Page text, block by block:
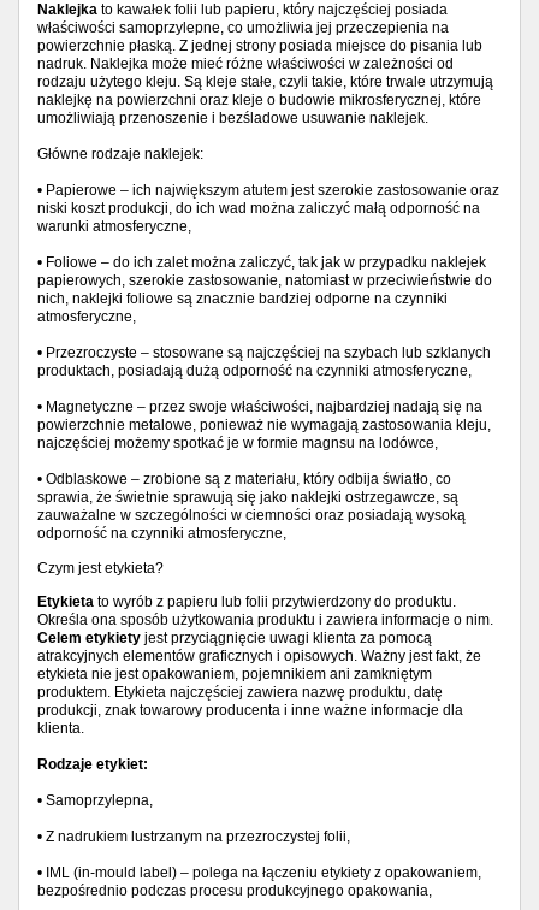
Naklejka to kawałek folii lub papieru, który najczęściej posiada
właściwości samoprzylepne, co umożliwia jej przeczepienia na
powierzchnie płaską. Z jednej strony posiada miejsce do pisania lub
nadruk. Naklejka może mieć różne właściwości w zależności od
rodzaju użytego kleju. Są kleje stałe, czyli takie, które trwale utrzymują
naklejkę na powierzchni oraz kleje o budowie mikrosferycznej, które
umożliwiają przenoszenie i bezśladowe usuwanie naklejek.
Główne rodzaje naklejek:
• Papierowe – ich największym atutem jest szerokie zastosowanie oraz
niski koszt produkcji, do ich wad można zaliczyć małą odporność na
warunki atmosferyczne,
• Foliowe – do ich zalet można zaliczyć, tak jak w przypadku naklejek
papierowych, szerokie zastosowanie, natomiast w przeciwieństwie do
nich, naklejki foliowe są znacznie bardziej odporne na czynniki
atmosferyczne,
• Przezroczyste – stosowane są najczęściej na szybach lub szklanych
produktach, posiadają dużą odporność na czynniki atmosferyczne,
• Magnetyczne – przez swoje właściwości, najbardziej nadają się na
powierzchnie metalowe, ponieważ nie wymagają zastosowania kleju,
najczęściej możemy spotkać je w formie magnsu na lodówce,
• Odblaskowe – zrobione są z materiału, który odbija światło, co
sprawia, że świetnie sprawują się jako naklejki ostrzegawcze, są
zauważalne w szczególności w ciemności oraz posiadają wysoką
odporność na czynniki atmosferyczne,
Czym jest etykieta?
Etykieta to wyrób z papieru lub folii przytwierdzony do produktu.
Określa ona sposób użytkowania produktu i zawiera informacje o nim.
Celem etykiety jest przyciągnięcie uwagi klienta za pomocą
atrakcyjnych elementów graficznych i opisowych. Ważny jest fakt, że
etykieta nie jest opakowaniem, pojemnikiem ani zamkniętym
produktem. Etykieta najczęściej zawiera nazwę produktu, datę
produkcji, znak towarowy producenta i inne ważne informacje dla
klienta.
Rodzaje etykiet:
• Samoprzylepna,
• Z nadrukiem lustrzanym na przezroczystej folii,
• IML (in-mould label) – polega na łączeniu etykiety z opakowaniem,
bezpośrednio podczas procesu produkcyjnego opakowania,